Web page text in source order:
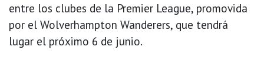
entre los clubes de la Premier League, promovida
por el Wolverhampton Wanderers, que tendrá
lugar el próximo 6 de junio.